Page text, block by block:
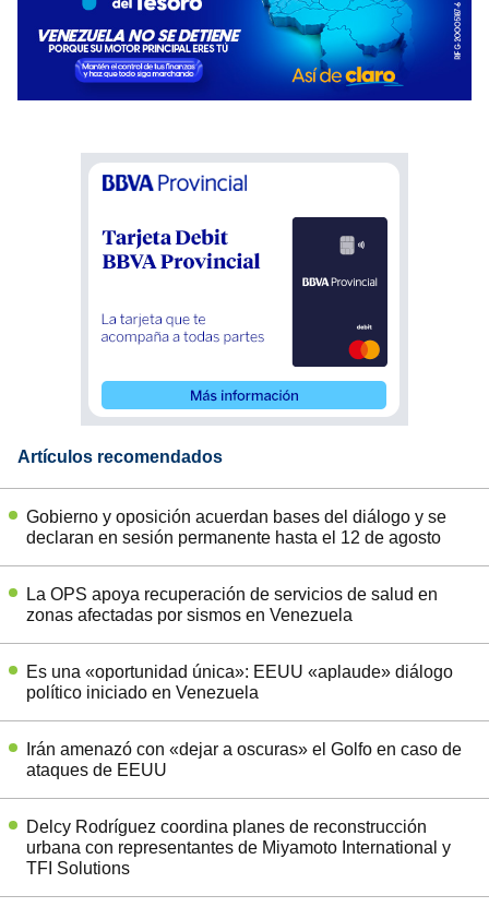
Artículos recomendados
Gobierno y oposición acuerdan bases del diálogo y se
declaran en sesión permanente hasta el 12 de agosto
La OPS apoya recuperación de servicios de salud en
zonas afectadas por sismos en Venezuela
Es una «oportunidad única»: EEUU «aplaude» diálogo
político iniciado en Venezuela
Irán amenazó con «dejar a oscuras» el Golfo en caso de
ataques de EEUU
Delcy Rodríguez coordina planes de reconstrucción
urbana con representantes de Miyamoto International y
TFI Solutions